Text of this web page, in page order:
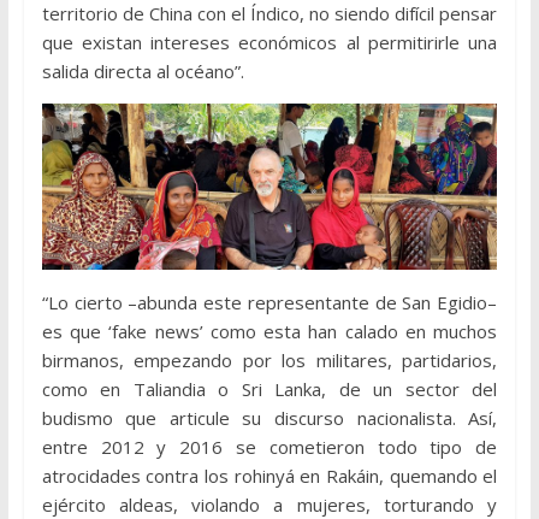
territorio de China con el Índico, no siendo difícil pensar
que existan intereses económicos al permitirirle una
salida directa al océano”.
“Lo cierto –abunda este representante de San Egidio–
es que ‘fake news’ como esta han calado en muchos
birmanos, empezando por los militares, partidarios,
como en Taliandia o Sri Lanka, de un sector del
budismo que articule su discurso nacionalista. Así,
entre 2012 y 2016 se cometieron todo tipo de
atrocidades contra los rohinyá en Rakáin, quemando el
ejército aldeas, violando a mujeres, torturando y